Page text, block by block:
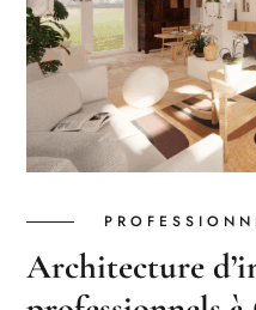
Architecture